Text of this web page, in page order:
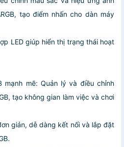
tạo điểm nhấn cho dàn máy
LED giúp hiển thị trạng thái hoạt
mạnh mẽ: Quản lý và điều chỉnh
tạo không gian làm việc và chơi
giản, dễ dàng kết nối và lắp đặt